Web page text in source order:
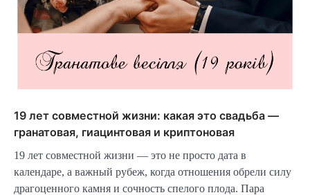
19 лет совместной жизни: какая это свадьба —
гранатовая, гиацинтовая и криптоновая
19 лет совместной жизни — это не просто дата в
календаре, а важный рубеж, когда отношения обрели силу
драгоценного камня и сочность спелого плода. Пара